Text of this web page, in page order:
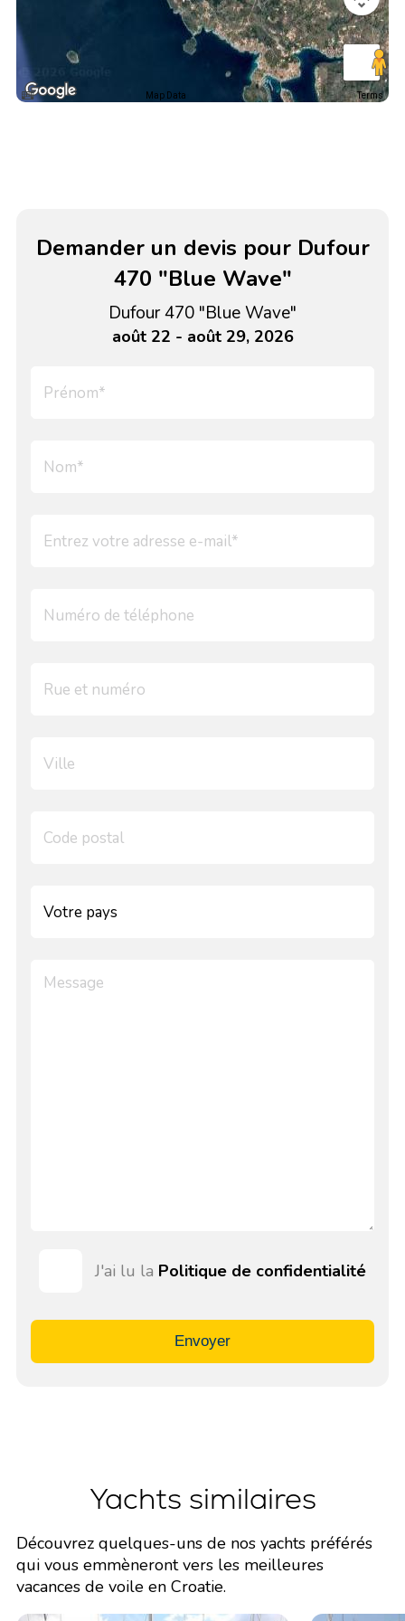
Map Data Terms
Demander un devis pour Dufour
470 "Blue Wave"
Dufour 470 "Blue Wave"
août 22 - août 29, 2026
J'ai lu la Politique de confidentialité
Envoyer
Yachts similaires
Découvrez quelques-uns de nos yachts préférés
qui vous emmèneront vers les meilleures
vacances de voile en Croatie.